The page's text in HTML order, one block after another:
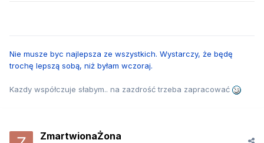
Nie musze byc najlepsza ze wszystkich. Wystarczy, że będę
trochę lepszą sobą, niż byłam wczoraj.
Kazdy współczuje słabym.. na zazdrość trzeba zapracować
ZmartwionaŻona